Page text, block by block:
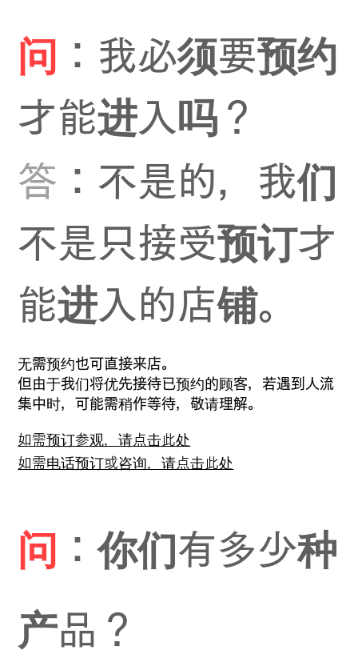
问 ：我必须要预约
才能进入吗？
答 ：不是的，我们
不是只接受预订才
能进入的店铺。
无需预约也可直接来店。
但由于我们将优先接待已预约的顾客，若遇到人流
集中时，可能需稍作等待，敬请理解。
如需预订参观，请点击此处
如需电话预订或咨询，请点击此处
问 ：你们有多少种
产品？